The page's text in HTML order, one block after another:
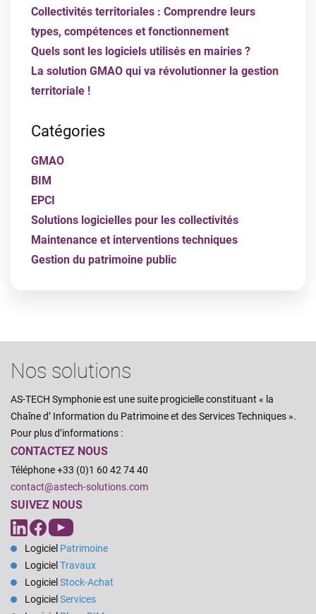
Collectivités territoriales : Comprendre leurs
types, compétences et fonctionnement
Quels sont les logiciels utilisés en mairies ?
La solution GMAO qui va révolutionner la gestion
territoriale !
Catégories
GMAO
BIM
EPCI
Solutions logicielles pour les collectivités
Maintenance et interventions techniques
Gestion du patrimoine public
Nos solutions
AS-TECH Symphonie est une suite progicielle constituant « la
Chaîne d’ Information du Patrimoine et des Services Techniques ».
Pour plus d’informations :
CONTACTEZ NOUS
Téléphone +33 (0)1 60 42 74 40
contact@astech-solutions.com
SUIVEZ NOUS
Logiciel Patrimoine
Logiciel Travaux
Logiciel Stock-Achat
Logiciel Services